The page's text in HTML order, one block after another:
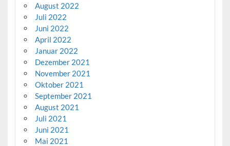
August 2022
Juli 2022
Juni 2022
April 2022
Januar 2022
Dezember 2021
November 2021
Oktober 2021
September 2021
August 2021
Juli 2021
Juni 2021
Mai 2021